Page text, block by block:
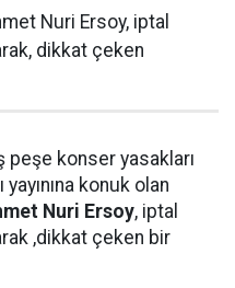
Nuri Ersoy, iptal
dikkat çeken
konser yasakları
konuk olan
Nuri Ersoy, iptal
,dikkat çeken bir